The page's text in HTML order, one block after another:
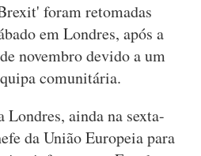
foram retomadas
em Londres, após a
novembro devido a um
comunitária.
Londres, ainda na sexta-
da União Europeia para